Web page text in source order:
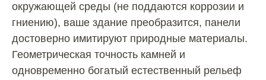
окружающей среды (не поддаются коррозии и
гниению), ваше здание преобразится, панели
достоверно имитируют природные материалы.
Геометрическая точность камней и
одновременно богатый естественный рельеф